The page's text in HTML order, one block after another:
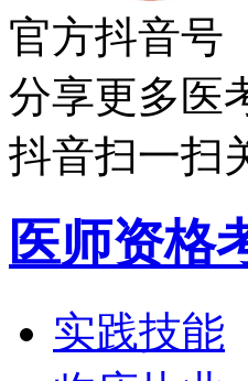
官方抖音号
分享更多医
抖音扫一扫
医师资格
实践技能